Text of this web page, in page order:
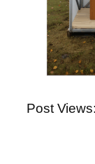
Post Views: